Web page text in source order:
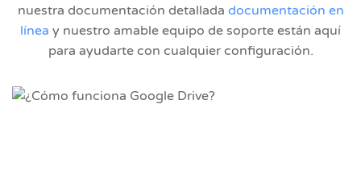
nuestra documentación detallada documentación en
línea y nuestro amable equipo de soporte están aquí
para ayudarte con cualquier configuración.